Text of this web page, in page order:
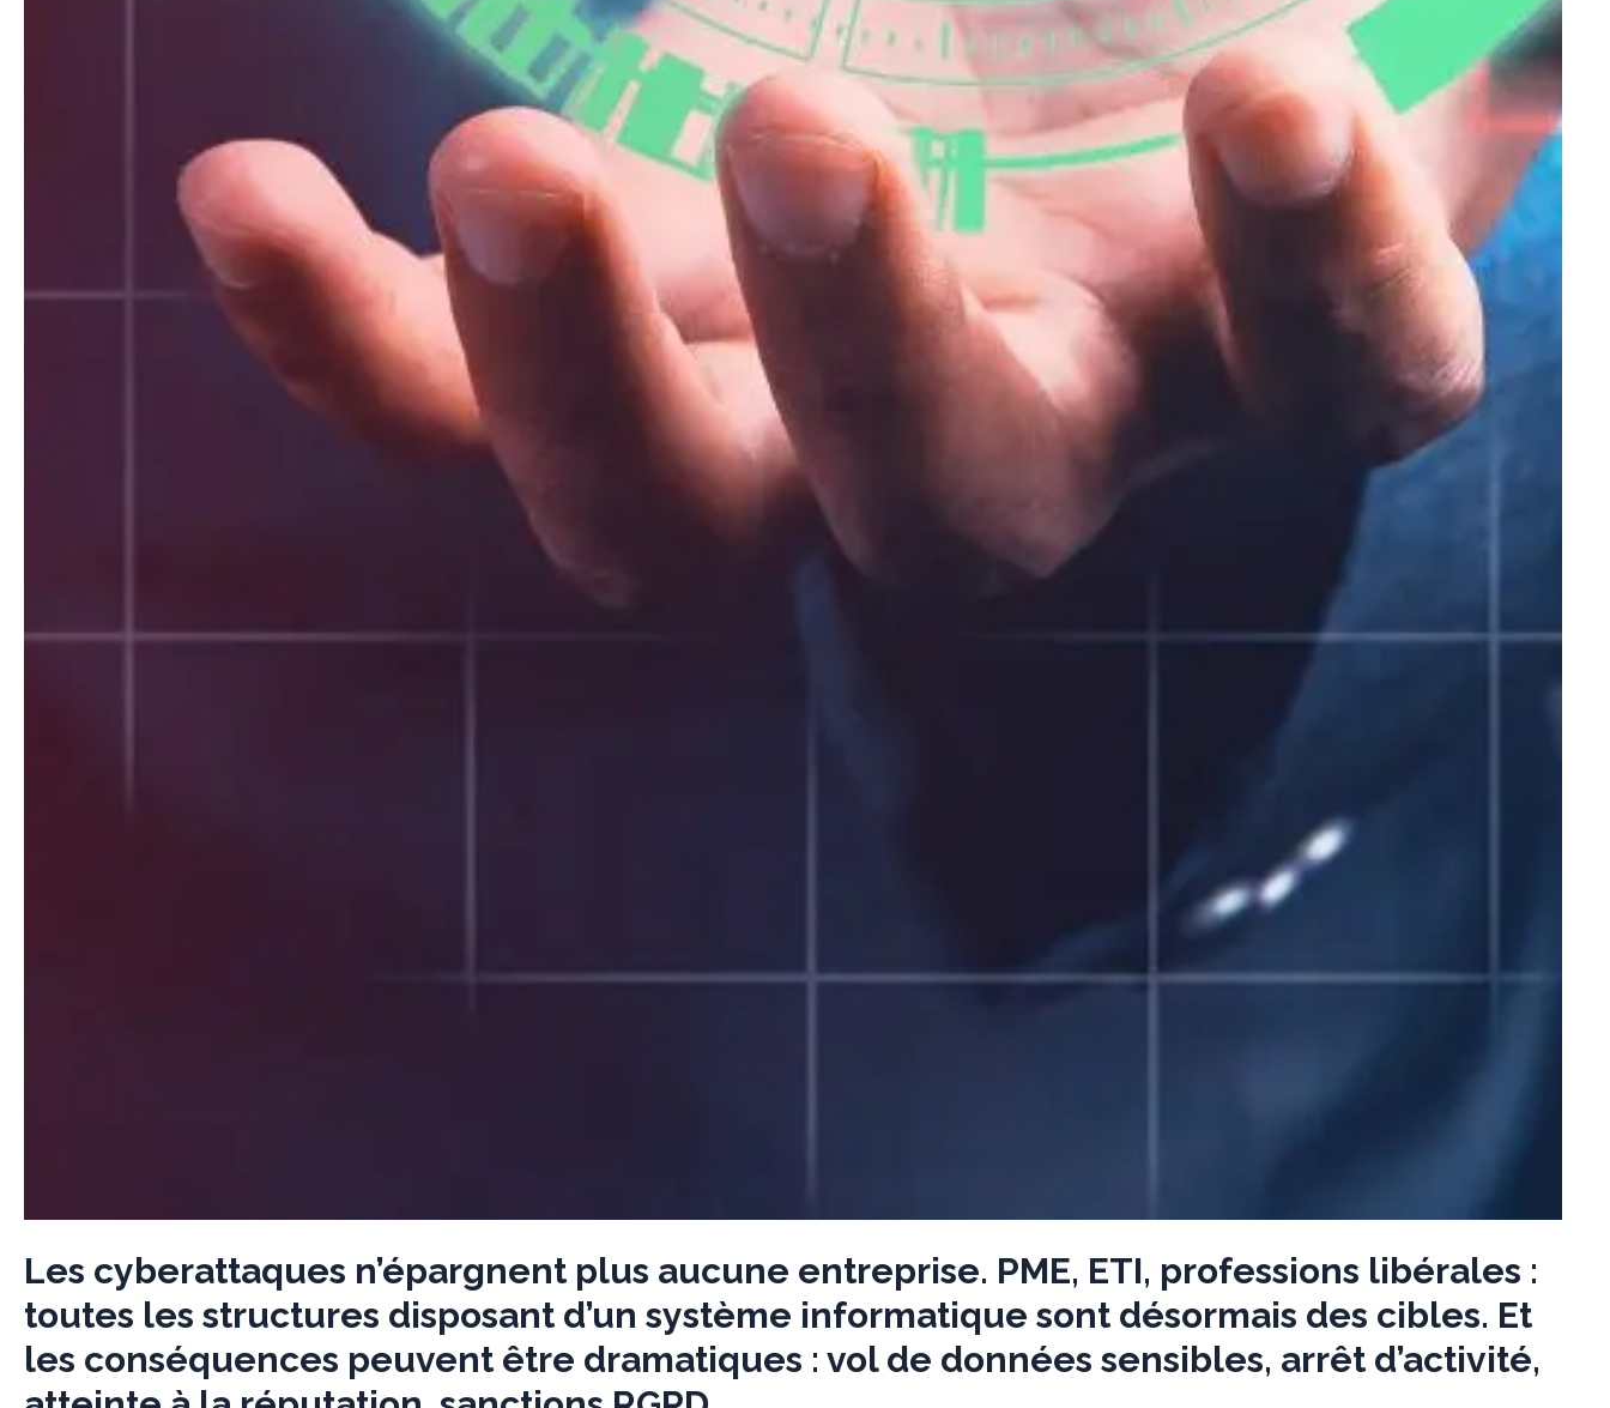
Les cyberattaques n’épargnent plus aucune entreprise. PME, ETI, professions libérales :
toutes les structures disposant d’un système informatique sont désormais des cibles. Et
les conséquences peuvent être dramatiques : vol de données sensibles, arrêt d’activité,